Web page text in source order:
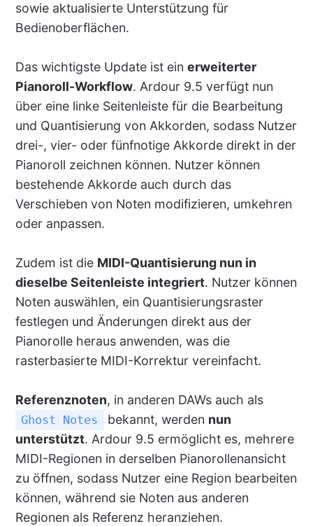
sowie aktualisierte Unterstützung für
Bedienoberflächen.
Das wichtigste Update ist ein erweiterter
Pianoroll-Workflow. Ardour 9.5 verfügt nun
über eine linke Seitenleiste für die Bearbeitung
und Quantisierung von Akkorden, sodass Nutzer
drei-, vier- oder fünfnotige Akkorde direkt in der
Pianoroll zeichnen können. Nutzer können
bestehende Akkorde auch durch das
Verschieben von Noten modifizieren, umkehren
oder anpassen.
Zudem ist die MIDI-Quantisierung nun in
dieselbe Seitenleiste integriert. Nutzer können
Noten auswählen, ein Quantisierungsraster
festlegen und Änderungen direkt aus der
Pianorolle heraus anwenden, was die
rasterbasierte MIDI-Korrektur vereinfacht.
Referenznoten, in anderen DAWs auch als
Ghost Notes bekannt, werden nun
unterstützt. Ardour 9.5 ermöglicht es, mehrere
MIDI-Regionen in derselben Pianorollenansicht
zu öffnen, sodass Nutzer eine Region bearbeiten
können, während sie Noten aus anderen
Regionen als Referenz heranziehen.